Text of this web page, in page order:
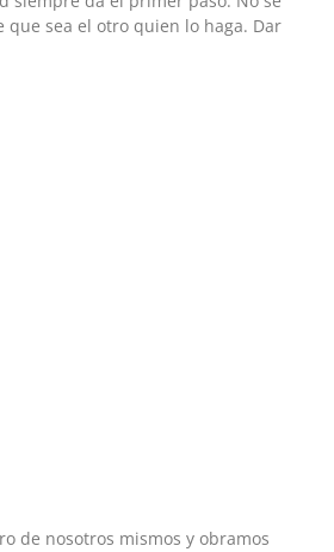
que sea el otro quien lo haga. Dar
de nosotros mismos y obramos